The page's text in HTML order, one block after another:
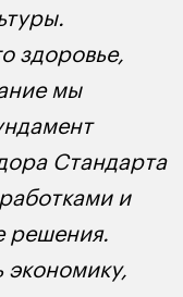
здоровье,
мы
Стандарта
и
решения.